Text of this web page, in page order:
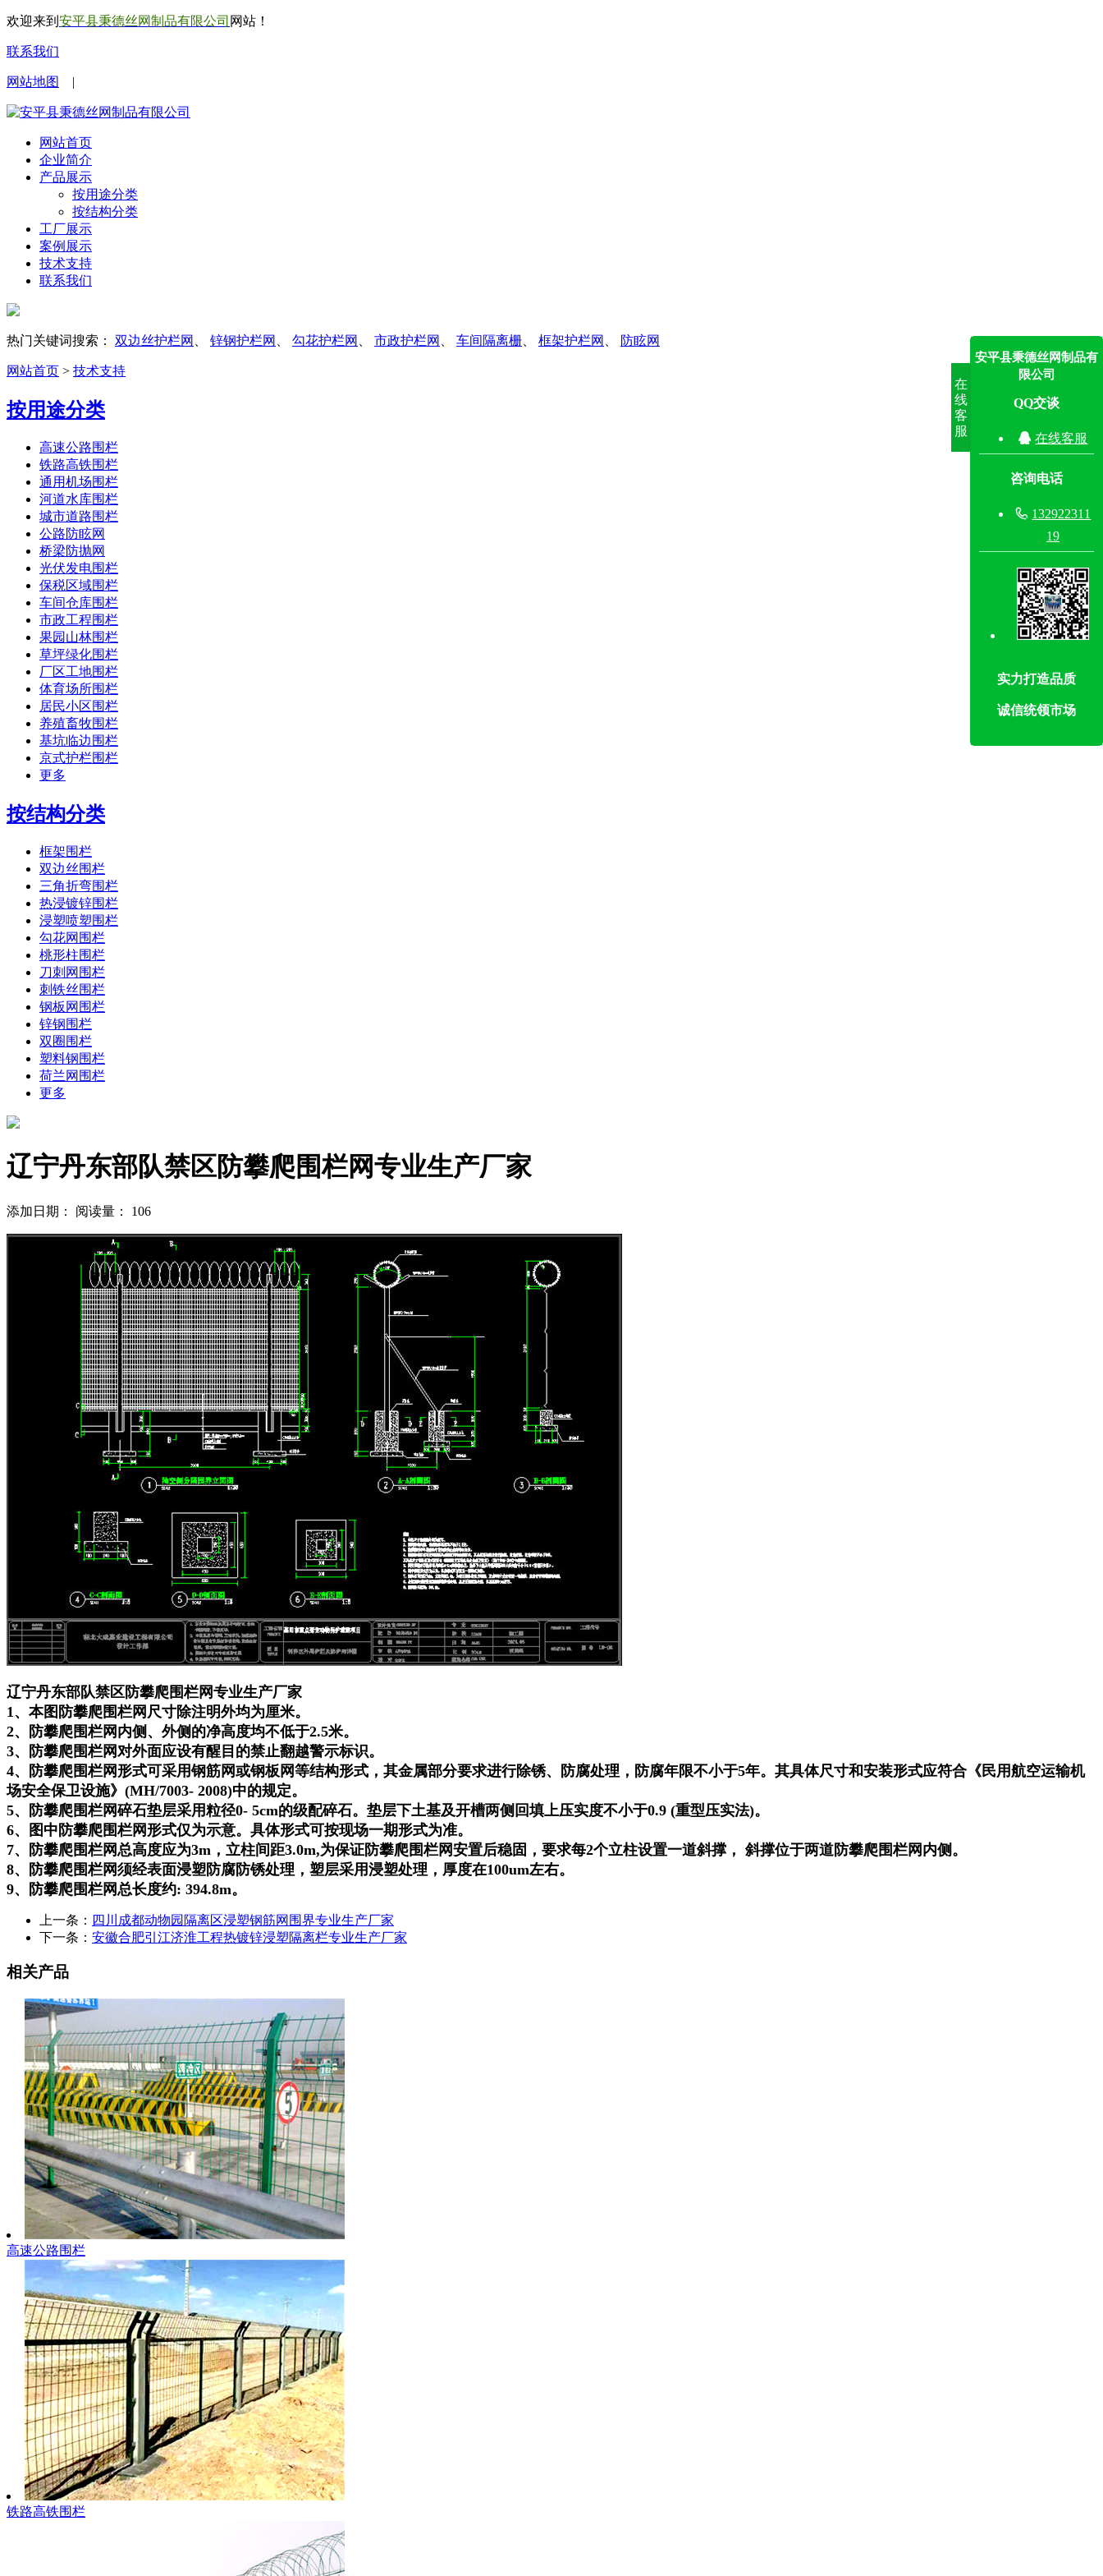
欢迎来到 安平县秉德丝网制品有限公司 网站！
联系我们
网站地图 |
网站首页
企业简介
产品展示
按用途分类
按结构分类
工厂展示
案例展示
技术支持
联系我们
热门关键词搜索： 双边丝护栏网 锌钢护栏网 勾花护栏网 市政护栏网 车间隔离栅 框架护栏网 防眩网
网站首页 > 技术支持
按用途分类
高速公路围栏
铁路高铁围栏
通用机场围栏
河道水库围栏
城市道路围栏
公路防眩网
桥梁防抛网
光伏发电围栏
保税区域围栏
车间仓库围栏
市政工程围栏
果园山林围栏
草坪绿化围栏
厂区工地围栏
体育场所围栏
居民小区围栏
养殖畜牧围栏
基坑临边围栏
京式护栏围栏
更多
按结构分类
框架围栏
双边丝围栏
三角折弯围栏
热浸镀锌围栏
浸塑喷塑围栏
勾花网围栏
桃形柱围栏
刀刺网围栏
刺铁丝围栏
钢板网围栏
锌钢围栏
双圈围栏
塑料钢围栏
荷兰网围栏
更多
辽宁丹东部队禁区防攀爬围栏网专业生产厂家
添加日期： 阅读量： 106
辽宁丹东部队禁区防攀爬围栏网专业生产厂家
1、本图防攀爬围栏网尺寸除注明外均为厘米。
2、防攀爬围栏网内侧、外侧的净高度均不低于2.5米。
3、防攀爬围栏网对外面应设有醒目的禁止翻越警示标识。
4、防攀爬围栏网形式可采用钢筋网或钢板网等结构形式，其金属部分要求进行除锈、防腐处理，防腐年限不小于5年。其具体尺寸和安装形式应符合《民用航空运输机
场安全保卫设施》(MH/7003- 2008)中的规定。
5、防攀爬围栏网碎石垫层采用粒径0- 5cm的级配碎石。垫层下土基及开槽两侧回填上压实度不小于0.9 (重型压实法)。
6、图中防攀爬围栏网形式仅为示意。具体形式可按现场一期形式为准。
7、防攀爬围栏网总高度应为3m，立柱间距3.0m,为保证防攀爬围栏网安置后稳固，要求每2个立柱设置一道斜撑， 斜撑位于两道防攀爬围栏网内侧。
8、防攀爬围栏网须经表面浸塑防腐防锈处理，塑层采用浸塑处理，厚度在100um左右。
9、防攀爬围栏网总长度约: 394.8m。
上一条： 四川成都动物园隔离区浸塑钢筋网围界专业生产厂家
下一条： 安徽合肥引江济淮工程热镀锌浸塑隔离栏专业生产厂家
相关产品
高速公路围栏
铁路高铁围栏
在
线
客
服
安平县秉德丝网制品有
限公司
QQ交谈
 在线客服
咨询电话
 132922311
19
实力打造品质
诚信统领市场